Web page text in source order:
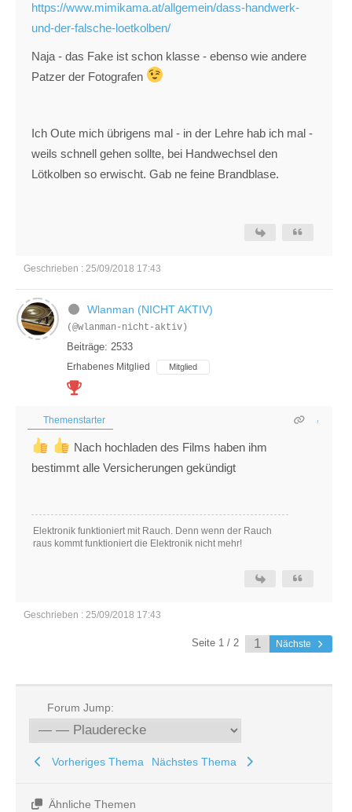
https://www.mimikama.at/allgemein/dass-handwerk-
und-der-falsche-loetkolben/
Naja - das Fake ist schon klasse - ebenso wie andere
Patzer der Fotografen
Ich Oute mich übrigens mal - in der Lehre hab ich mal -
weils schnell gehen sollte, bei Handwechsel den
Lötkolben so erwischt. Gab ne feine Brandblase.
Geschrieben : 25/09/2018 17:43
Wlanman (NICHT AKTIV)
(@wlanman-nicht-aktiv)
Beiträge: 2533
Erhabenes Mitglied Mitglied
Themenstarter
Nach hochladen des Films haben ihm
bestimmt alle Versicherungen gekündigt
Elektronik funktioniert mit Rauch. Denn wenn der Rauch
raus kommt funktioniert die Elektronik nicht mehr!
Geschrieben : 25/09/2018 17:43
Seite 1 / 2 Nächste
Forum Jump:
Vorheriges Thema Nächstes Thema
Ähnliche Themen